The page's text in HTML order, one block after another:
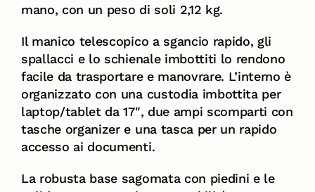
mano, con un peso di soli 2,12 kg.
Il manico telescopico a sgancio rapido, gli
spallacci e lo schienale imbottiti lo rendono
facile da trasportare e manovrare. L’interno è
organizzato con una custodia imbottita per
laptop/tablet da 17″, due ampi scomparti con
tasche organizer e una tasca per un rapido
accesso ai documenti.
La robusta base sagomata con piedini e le